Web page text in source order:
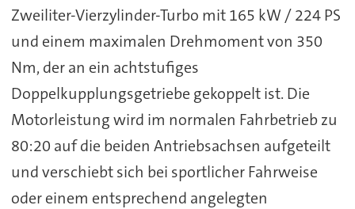
Zweiliter-Vierzylinder-Turbo mit 165 kW / 224 PS
und einem maximalen Drehmoment von 350
Nm, der an ein achtstufiges
Doppelkupplungsgetriebe gekoppelt ist. Die
Motorleistung wird im normalen Fahrbetrieb zu
80:20 auf die beiden Antriebsachsen aufgeteilt
und verschiebt sich bei sportlicher Fahrweise
oder einem entsprechend angelegten